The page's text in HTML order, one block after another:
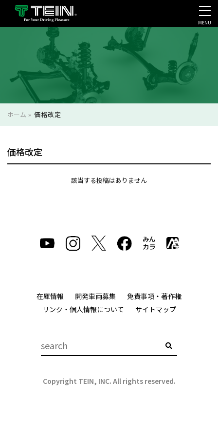
会社案内・採用・IR
MENU
ホーム » 価格改定
価格改定
該当する投稿はありません
在庫情報 開発車両募集
免責事項・著作権
リンク・個人情報について
サイトマップ
Copyright TEIN, INC. All rights reserved.